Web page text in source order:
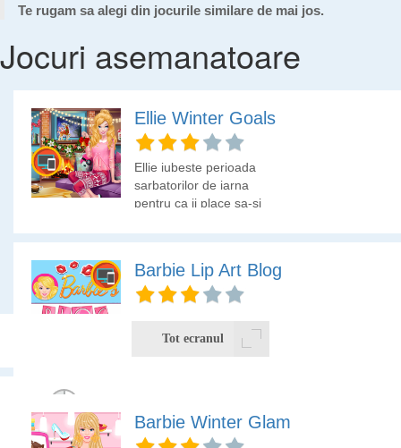
Te rugam sa alegi din jocurile similare de mai jos.
Jocuri asemanatoare
Ellie Winter Goals
Ellie iubeste perioada
sarbatorilor de iarna
pentru ca ii place sa-si
ajutam pe Ellie sa faca
cele mai bune alegeri.
Barbie Lip Art Blog
Barbie este o bloggerita
si ii place sa posteze pe
pagina ei multe poze sau
posteze pe blogul sau!
Barbie Winter Glam
Tot ecranul